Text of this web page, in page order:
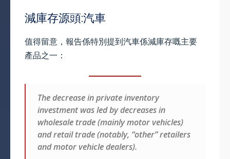
減庫存源頭:汽車
值得留意，報告係特別提到汽車係減庫存嘅主要
產品之一：
The decrease in private inventory
investment was led by decreases in
wholesale trade (mainly motor vehicles)
and retail trade (notably, “other” retailers
and motor vehicle dealers).